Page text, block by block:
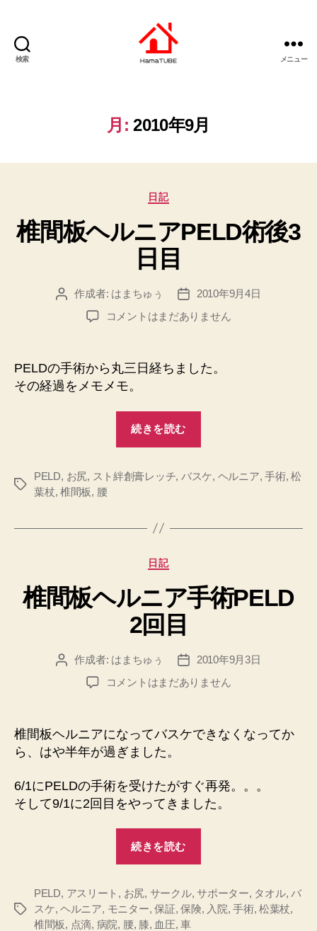
検索
ゅ
ー
メニュー
月: 2010年9月
カ
ゴ
リ
ー
日記
椎間板ヘルニアPELD術後3
日目
投
作成者: はまちゅぅ
投
稿
日
2010年9月4日
椎
ヘ
ル
ニ
PELD
3
日
コメントはまだありません
PELDの手術から丸三日経ちました。
その経過をメモメモ。
続きを読む
ヘ
後
3
タ
PELD, お尻, スト絆創膏レッチ, バスケ, ヘルニア,手術,松
葉杖, 椎間板, 腰
カ
ゴ
リ
ー
日記
椎間板ヘルニア手術PELD
2回目
投
作成者: はまちゅぅ
投
稿
日
2010年9月3日
椎
ヘ
ル
ニ
手
術
の
コメントはまだありません
椎間板ヘルニアになってバスケできなくなってか
ら、はや半年が過ぎました。
6/1にPELDの手術を受けたがすぐ再発。。。
そして9/1に2回目をやってきました。
続きを読む
ヘ
ル
タ
PELD, アスリート , お尻, サークル,サポーター, タオル,バ
スケ, ヘルニア, モニター, 保証, 保険, 入院, 手術, 松葉杖,
椎間板, 点滴, 病院, 腰, 膝, 血圧,車